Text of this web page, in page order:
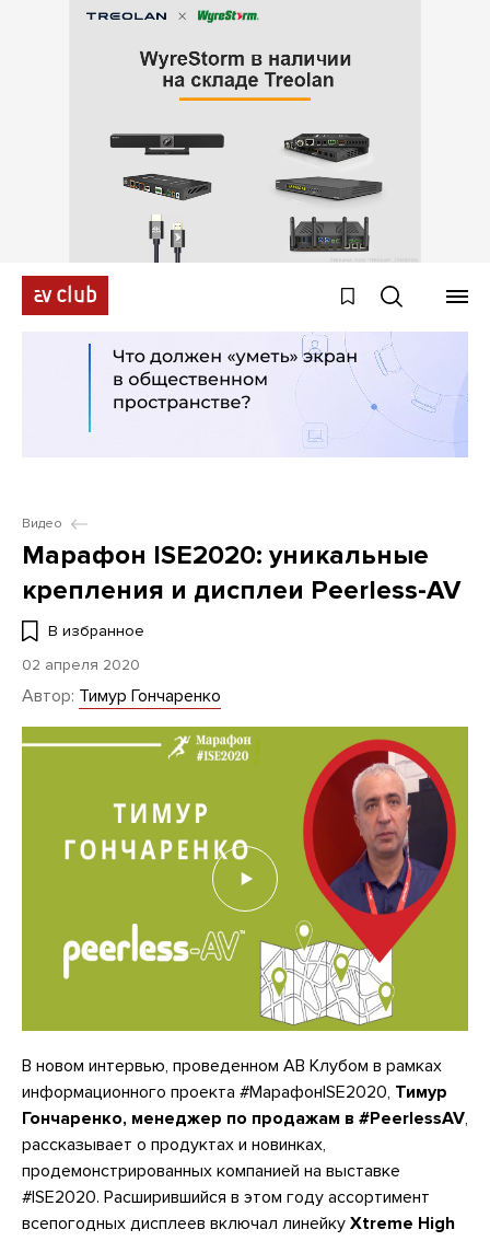
Видео
Марафон ISE2020: уникальные
крепления и дисплеи Peerless-AV
В избранное
02 апреля 2020
Автор: Тимур Гончаренко
В новом интервью, проведенном АВ Клубом в рамках
информационного проекта #МарафонISE2020, Тимур
Гончаренко, менеджер по продажам в #PeerlessAV,
рассказывает о продуктах и новинках,
продемонстрированных компанией на выставке
#ISE2020. Расширившийся в этом году ассортимент
всепогодных дисплеев включал линейку Xtreme High